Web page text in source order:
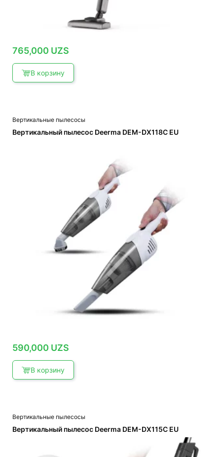
765,000 UZS
В корзину
Вертикальные пылесосы
Вертикальный пылесос Deerma DEM-DX118C EU
590,000 UZS
В корзину
Вертикальные пылесосы
Вертикальный пылесос Deerma DEM-DX115C EU